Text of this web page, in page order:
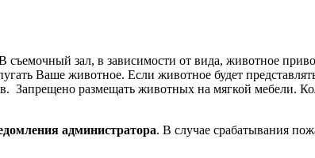
зал, в зависимости от вида, животное
Ваше животное. Если животное будет
Запрещено размещать животных на мягкой мебели.
администратора. В случае срабатывания